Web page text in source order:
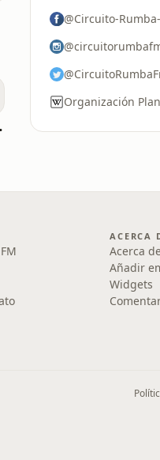
@Circuito-
Organización
ACERCA
Acerca
Añadir
Widgets